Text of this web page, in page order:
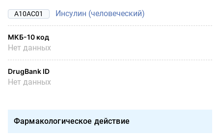
A10AC01 Инсулин (человеческий)
МКБ-10 код
Нет данных
DrugBank ID
Нет данных
Фармакологическое действие